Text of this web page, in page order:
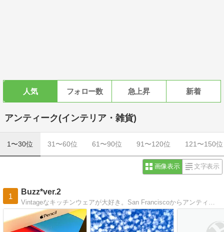
人気 フォロー数 急上昇 新着
アンティーク(インテリア・雑貨)
1〜30位 31〜60位 61〜90位 91〜120位 121〜150位
画像表示 文字表示
1
Buzz*ver.2